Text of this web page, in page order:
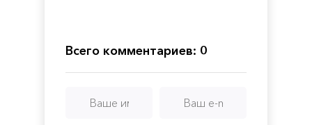
Edition
Всего комментариев: 0